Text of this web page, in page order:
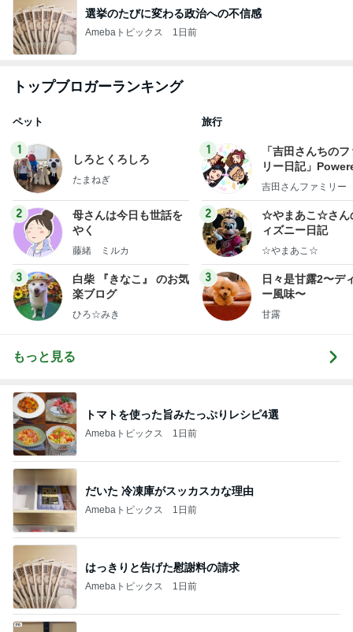
選挙のたびに変わる政治への不信感
Amebaトピックス 1日前
トップブロガーランキング
ペット
1
しろとくろしろ
たまねぎ
2
母さんは今日も世話を
やく
藤緒 ミルカ
3
白柴 『きなこ』 のお気
楽ブログ
ひろ☆みき
旅行
1
「吉田さんちの
リー日記」
y Ameba 吉田さ
ログ
吉田さんファミリー
2
☆やまあこ☆さん
ィズニー日記
☆やまあこ☆
3
日々是甘露2〜デ
ー風味〜
甘露
もっと見る
トマトを使った旨みたっぷりレシピ4選
Amebaトピックス 1日前
だいた 冷凍庫がスッカスカな理由
Amebaトピックス 1日前
はっきりと告げた慰謝料の請求
Amebaトピックス 1日前